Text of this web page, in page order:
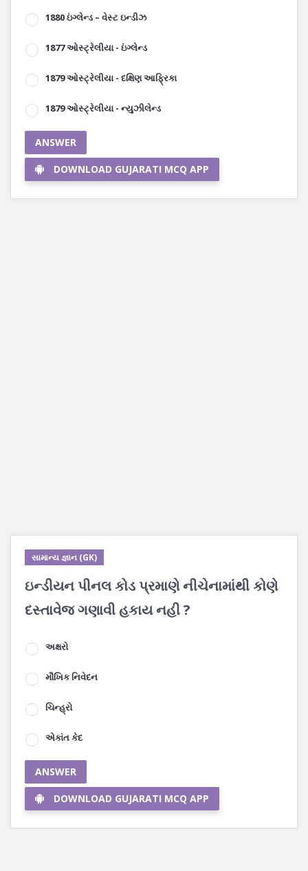
1880 ઇંગ્લેન્ડ – વેસ્ટ ઇન્ડીઝ
1877 ઓસ્ટ્રેલીયા - ઇંગ્લેન્ડ
1879 ઓસ્ટ્રેલીયા - દક્ષિણ આફ્રિકા
1879 ઓસ્ટ્રેલીયા - ન્યુઝીલેન્ડ
ANSWER
DOWNLOAD GUJARATI MCQ APP
સામાન્ય જ્ઞાન (GK)
ઇન્ડીયન પીનલ કોડ પ્રમાણે નીચેનામાંથી કોણે
દસ્તાવેજ ગણાવી હકાય નહી ?
અક્ષરો
મૌખિક નિવેદન
ચિન્હ્રો
એકાંત કેદ
ANSWER
DOWNLOAD GUJARATI MCQ APP